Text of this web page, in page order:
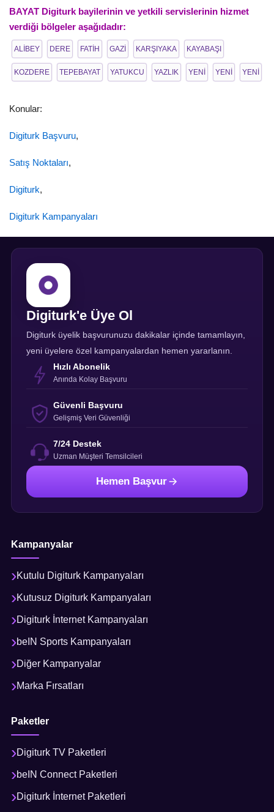
BAYAT Digiturk bayilerinin ve yetkili servislerinin hizmet
verdiği bölgeler aşağıdadır:
ALİBEY DERE FATİH GAZİ KARŞIYAKA KAYABAŞI
KOZDERE TEPEBAYAT YATUKCU YAZLIK YENİ YENİ YENİ
Konular:
Digiturk Başvuru,
Satış Noktaları,
Digiturk,
Digiturk Kampanyaları
Digiturk'e Üye Ol
Digiturk üyelik başvurunuzu dakikalar içinde tamamlayın,
yeni üyelere özel kampanyalardan hemen yararlanın.
Hızlı Abonelik
Anında Kolay Başvuru
Güvenli Başvuru
Gelişmiş Veri Güvenliği
7/24 Destek
Uzman Müşteri Temsilcileri
Hemen Başvur
Kampanyalar
Kutulu Digiturk Kampanyaları
Kutusuz Digiturk Kampanyaları
Digiturk İnternet Kampanyaları
beIN Sports Kampanyaları
Diğer Kampanyalar
Marka Fırsatları
Paketler
Digiturk TV Paketleri
beIN Connect Paketleri
Digiturk İnternet Paketleri